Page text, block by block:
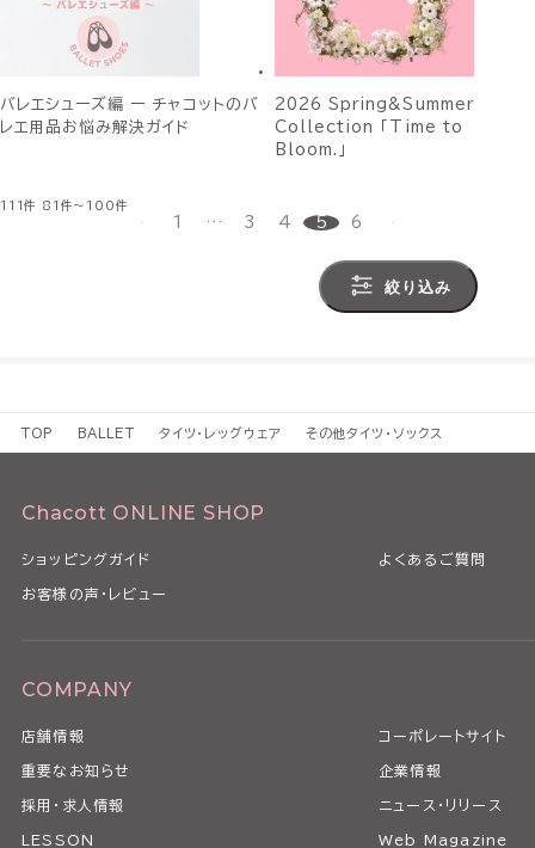
バレエシューズ編 ー チャコットのバ
レエ用品お悩み解決ガイド
2026 Spring&Summer
Collection 「Time to
Bloom.」
111件 81件～100件
1 … 3 4 5 6
絞り込み
TOP BALLET タイツ・レッグウェア その他タイツ・ソックス
Chacott ONLINE SHOP
ショッピングガイド よくあるご質問
お客様の声・レビュー
COMPANY
店舗情報 コーポレートサイト
重要なお知らせ 企業情報
採用・求人情報 ニュース・リリース
LESSON Web Magazine